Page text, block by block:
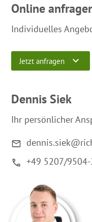
Online
Individuelles
Jetzt anfragen
Dennis Siek
Ihr persönlicher
+49 5207/